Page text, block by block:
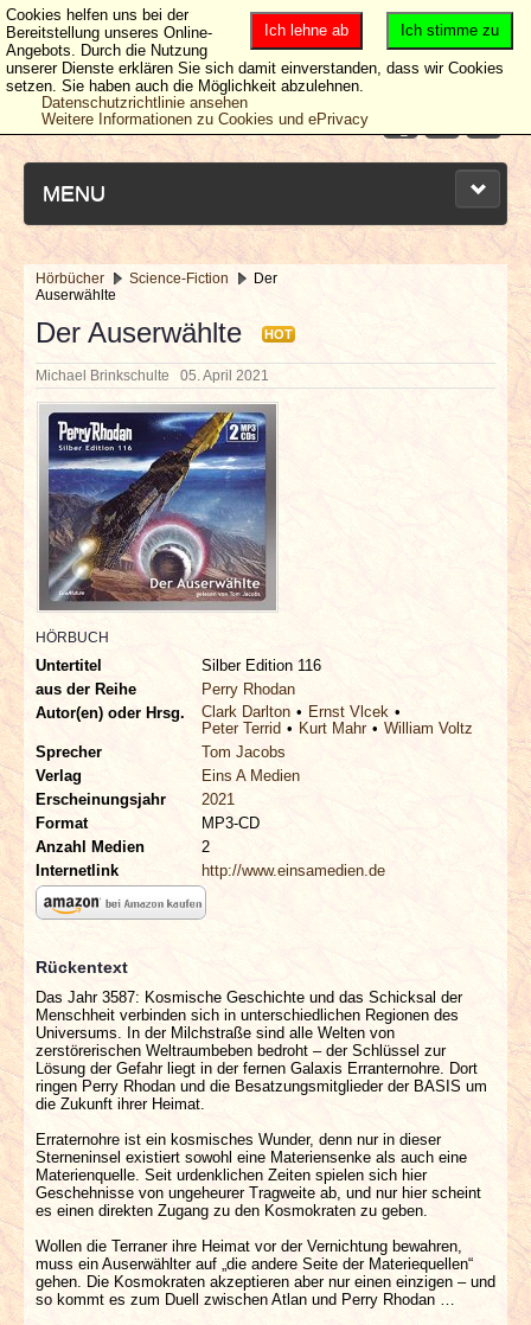
MENU
NEUESTE ARTIKEL
NEWS & DATES
BERICHTE
VERLOSUNGEN
INTERVIEWS
SPECIALS
REDAKTION
LINKS
ARCHIV
Hörbücher Science-Fiction
Der
Auserwählte
Der Auserwählte HOT
Michael Brinkschulte 05. April 2021
HÖRBUCH
Untertitel
Silber Edition 116
aus der Reihe
Perry Rhodan
Autor(en) oder Hrsg.
Clark Darlton
Ernst Vlcek
Peter Terrid
Kurt Mahr
William Voltz
Sprecher
Tom Jacobs
Verlag
Eins A Medien
Erscheinungsjahr
2021
Format
MP3-CD
Anzahl Medien
2
Internetlink
http://www.einsamedien.de
Rückentext
Das Jahr 3587: Kosmische Geschichte und das Schicksal der
Menschheit verbinden sich in unterschiedlichen Regionen des
Universums. In der Milchstraße sind alle Welten von
zerstörerischen Weltraumbeben bedroht – der Schlüssel zur
Lösung der Gefahr liegt in der fernen Galaxis Erranternohre. Dort
ringen Perry Rhodan und die Besatzungsmitglieder der BASIS um
die Zukunft ihrer Heimat.
Erraternohre ist ein kosmisches Wunder, denn nur in dieser
Sterneninsel existiert sowohl eine Materiensenke als auch eine
Materienquelle. Seit urdenklichen Zeiten spielen sich hier
Geschehnisse von ungeheurer Tragweite ab, und nur hier scheint
es einen direkten Zugang zu den Kosmokraten zu geben.
Wollen die Terraner ihre Heimat vor der Vernichtung bewahren,
muss ein Auserwählter auf „die andere Seite der Materiequellen“
gehen. Die Kosmokraten akzeptieren aber nur einen einzigen – und
so kommt es zum Duell zwischen Atlan und Perry Rhodan …
Ich stimme zu
Ich lehne ab
Cookies helfen uns bei der
Bereitstellung unseres Online-
Angebots. Durch die Nutzung
unserer Dienste erklären Sie sich damit einverstanden, dass wir Cookies
setzen. Sie haben auch die Möglichkeit abzulehnen.
Datenschutzrichtlinie ansehen
Weitere Informationen zu Cookies und ePrivacy